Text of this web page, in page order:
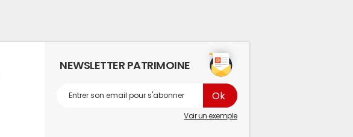
NEWSLETTER PATRIMOINE
Voir un exemple